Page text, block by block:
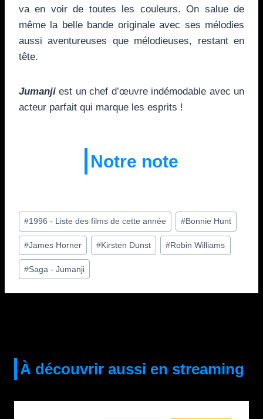
va en voir de toutes les couleurs. On salue de
même la belle bande originale avec ses mélodies
aussi aventureuses que mélodieuses, restant en
tête.
Jumanjiest un chef d’œuvre indémodable avec un
acteur parfait qui marque les esprits !
Notre note
Étiquettes
de
la
publication :
#1996 - Liste des films de cette année #Bonnie Hunt
#James Horner #Kirsten Dunst #Robin Williams
#Saga - Jumanji
À découvrir aussi en streaming